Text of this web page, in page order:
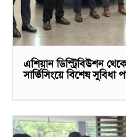
এশিয়ান ডিস্ট্রিবিউশন
সার্ভিসিংয়ে বিশেষ সুবিধা